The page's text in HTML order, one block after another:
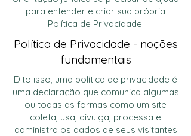
para entender e criar sua própria
Política de Privacidade.
Política de Privacidade - noções
fundamentais
Dito isso, uma política de privacidade é
uma declaração que comunica algumas
ou todas as formas como um site
coleta, usa, divulga, processa e
administra os dados de seus visitantes